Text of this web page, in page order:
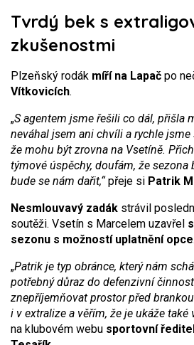
Tvrdý bek s
zkušenostmi
Plzeňský rodák míří na Lapač po
Vítkovicích.
„S agentem jsme řešili co dál, přišla
neváhal jsem ani chvíli a rychle
že mohu být zrovna na Vsetíně.
týmové úspěchy, doufám, že sezona
bude se nám dařit,“přeje si Patrik
Nesmlouvavý zadák strávil
soutěži. Vsetín s Marcelem uzavřel
sezonu s možností uplatnění opce.
„Patrik je typ obránce, který nám
potřebný důraz do defenzivní
znepříjemňovat prostor před
i v extralize a věřím, že je ukáže také
na klubovém webu sportovní ředitel